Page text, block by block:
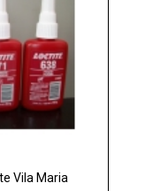
Vila Maria